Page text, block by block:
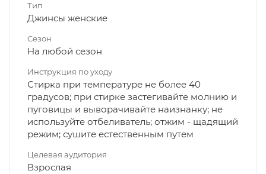
Тип
Джинсы женские
Сезон
На любой сезон
Инструкция по уходу
Стирка при температуре не более 40
градусов; при стирке застегивайте молнию и
пуговицы и выворачивайте наизнанку; не
используйте отбеливатель; отжим - щадящий
режим; сушите естественным путем
Целевая аудитория
Взрослая